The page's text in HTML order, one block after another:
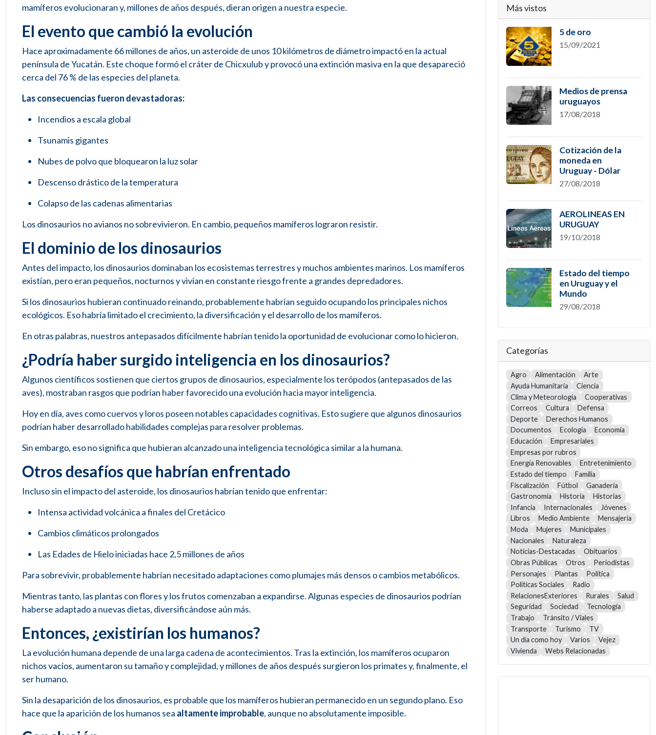
mamíferos evolucionaran y, millones de años después, dieran origen a nuestra especie.
El evento que cambió la evolución
Hace aproximadamente 66 millones de años, un asteroide de unos 10 kilómetros de diámetro impactó en la actual
península de Yucatán. Este choque formó el cráter de Chicxulub y provocó una extinción masiva en la que desapareció
cerca del 76 % de las especies del planeta.
Las consecuencias fueron devastadoras:
Incendios a escala global
Tsunamis gigantes
Nubes de polvo que bloquearon la luz solar
Descenso drástico de la temperatura
Colapso de las cadenas alimentarias
Los dinosaurios no avianos no sobrevivieron. En cambio, pequeños mamíferos lograron resistir.
El dominio de los dinosaurios
Antes del impacto, los dinosaurios dominaban los ecosistemas terrestres y muchos ambientes marinos. Los mamíferos
existían, pero eran pequeños, nocturnos y vivían en constante riesgo frente a grandes depredadores.
Si los dinosaurios hubieran continuado reinando, probablemente habrían seguido ocupando los principales nichos
ecológicos. Eso habría limitado el crecimiento, la diversificación y el desarrollo de los mamíferos.
En otras palabras, nuestros antepasados difícilmente habrían tenido la oportunidad de evolucionar como lo hicieron.
¿Podría haber surgido inteligencia en los dinosaurios?
Algunos científicos sostienen que ciertos grupos de dinosaurios, especialmente los terópodos (antepasados de las
aves), mostraban rasgos que podrían haber favorecido una evolución hacia mayor inteligencia.
Hoy en día, aves como cuervos y loros poseen notables capacidades cognitivas. Esto sugiere que algunos dinosaurios
podrían haber desarrollado habilidades complejas para resolver problemas.
Sin embargo, eso no significa que hubieran alcanzado una inteligencia tecnológica similar a la humana.
Otros desafíos que habrían enfrentado
Incluso sin el impacto del asteroide, los dinosaurios habrían tenido que enfrentar:
Intensa actividad volcánica a finales del Cretácico
Cambios climáticos prolongados
Las Edades de Hielo iniciadas hace 2,5 millones de años
Para sobrevivir, probablemente habrían necesitado adaptaciones como plumajes más densos o cambios metabólicos.
Mientras tanto, las plantas con flores y los frutos comenzaban a expandirse. Algunas especies de dinosaurios podrían
haberse adaptado a nuevas dietas, diversificándose aún más.
Entonces, ¿existirían los humanos?
La evolución humana depende de una larga cadena de acontecimientos. Tras la extinción, los mamíferos ocuparon
nichos vacíos, aumentaron su tamaño y complejidad, y millones de años después surgieron los primates y, finalmente, el
ser humano.
Sin la desaparición de los dinosaurios, es probable que los mamíferos hubieran permanecido en un segundo plano. Eso
hace que la aparición de los humanos sea altamente improbable, aunque no absolutamente imposible.
Más vistos
5 de oro
15/09/2021
Medios de prensa
uruguayos
17/08/2018
Cotización de la
moneda en
Uruguay - Dólar
27/08/2018
AEROLINEAS EN
URUGUAY
19/10/2018
Estado del tiempo
en Uruguay y el
Mundo
29/08/2018
Categorías
Agro Alimentación
Arte
Ayuda Humanitaria
Ciencia
Clima y Meteorología
Cooperativas
Correos
Cultura
Defensa
Deporte
Derechos Humanos
Documentos
Ecología
Economía
Educación
Empresariales
Empresas por rubros
Energía Renovables
Entretenimiento
Estado del tiempo
Familia
Fiscalización
Fútbol
Ganadería
Gastronomía
Historia
Historias
Infancia
Internacionales
Jóvenes
Libros
Medio Ambiente
Mensajería
Moda
Mujeres
Municipales
Nacionales
Naturaleza
Noticias-Destacadas
Obituarios
Obras Públicas
Otros
Periodistas
Personajes
Plantas
Política
Políticas Sociales
Radio
RelacionesExteriores
Rurales
Salud
Seguridad
Sociedad
Tecnología
Trabajo
Tránsito / Viales
Transporte
Turismo
TV
Un día como hoy
Varios
Vejez
Vivienda
Webs Relacionadas